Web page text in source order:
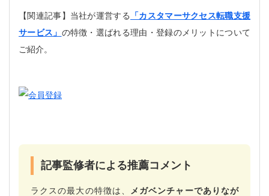
【関連記事】当社が運営する
「カスタマーサクセス転職支援
サービス」 の特徴・選ばれる理由・登録のメリットについて
ご紹介。
記事監修者による推薦コメント
ラクスの最大の特徴は、
メガベンチャーでありなが